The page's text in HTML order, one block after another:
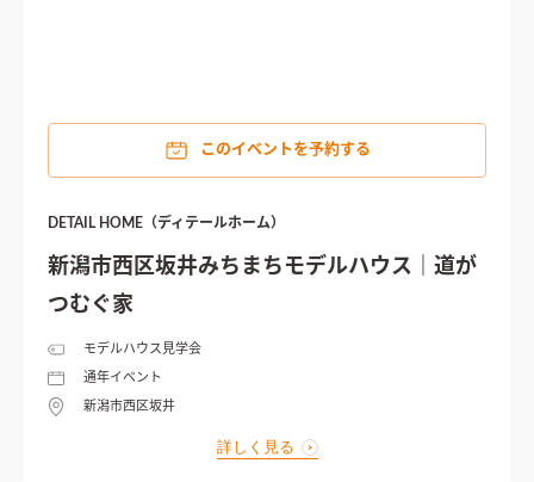
このイベントを予約する
DETAIL HOME（ディテールホーム）
新潟市西区坂井みちまちモデルハウス｜道が
つむぐ家
モデルハウス見学会
通年イベント
新潟市西区坂井
詳しく見る